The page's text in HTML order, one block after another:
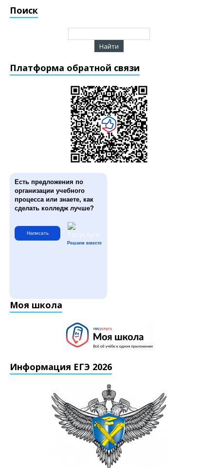
Поиск
Платформа обратной связи
Есть предложения по
организации учебного
процесса или знаете, как
сделать колледж лучше?
Написать
Решаем вместе
Моя школа
Информация ЕГЭ 2026